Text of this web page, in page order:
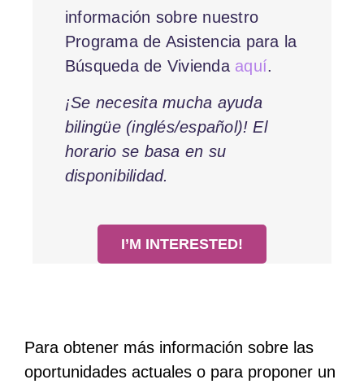
información sobre nuestro
Programa de Asistencia para la
Búsqueda de Vivienda aquí.
¡Se necesita mucha ayuda
bilingüe (inglés/español)! El
horario se basa en su
disponibilidad.
I’M INTERESTED!
Para obtener más información sobre las
oportunidades actuales o para proponer un